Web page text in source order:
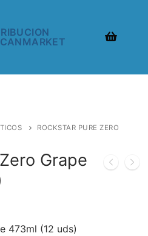
ROCKSTAR PURE ZERO
Grape
473ml (12 uds)